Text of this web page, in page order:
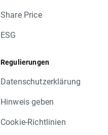
Share Price
ESG
Regulierungen
Datenschutzerklärung
Hinweis geben
Cookie-Richtlinien